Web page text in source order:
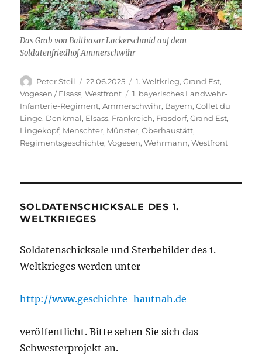
Das Grab von Balthasar Lackerschmid auf dem
Soldatenfriedhof Ammerschwihr
Autor
Peter Steil
Veröffentlicht
am
22.06.2025 Kategorien
1. Weltkrieg,Grand Est,
Vogesen / Elsass,Westfront Schlagwörter
1. bayerisches Landwehr-
Infanterie-Regiment,Ammerschwihr, Bayern,Collet du
Linge, Denkmal, Elsass, Frankreich, Frasdorf,Grand Est,
Lingekopf, Menschter, Münster,Oberhaustätt,
Regimentsgeschichte,Vogesen,Wehrmann,Westfront
SOLDATENSCHICKSALE DES 1.
WELTKRIEGES
Soldatenschicksale und Sterbebilder des 1.
Weltkrieges werden unter
http://www.geschichte-hautnah.de
veröffentlicht. Bitte sehen Sie sich das
Schwesterprojekt an.